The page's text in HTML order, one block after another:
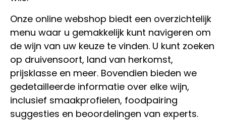
Onze online webshop biedt een overzichtelijk
menu waar u gemakkelijk kunt navigeren om
de wijn van uw keuze te vinden. U kunt zoeken
op druivensoort, land van herkomst,
prijsklasse en meer. Bovendien bieden we
gedetailleerde informatie over elke wijn,
inclusief smaakprofielen, foodpairing
suggesties en beoordelingen van experts.